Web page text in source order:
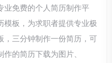
业免费的个人简历制作平
模板，为求职者提供专业极
，三分钟制作一份简历，可
的简历下载为图片、